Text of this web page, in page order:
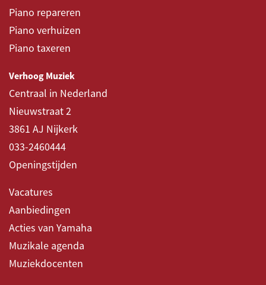
Piano repareren
Piano verhuizen
Piano taxeren
Verhoog Muziek
Centraal in Nederland
Nieuwstraat 2
3861 AJ Nijkerk
033-2460444
Openingstijden
Vacatures
Aanbiedingen
Acties van Yamaha
Muzikale agenda
Muziekdocenten